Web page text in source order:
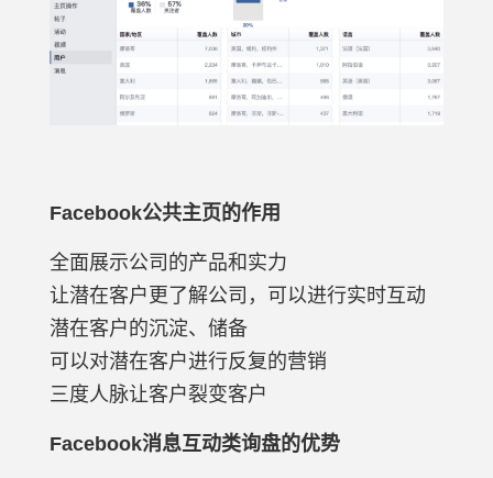
Facebook公共主页的作用
全面展示公司的产品和实力
让潜在客户更了解公司，可以进行实时互动
潜在客户的沉淀、储备
可以对潜在客户进行反复的营销
三度人脉让客户裂变客户
Facebook消息互动类询盘的优势